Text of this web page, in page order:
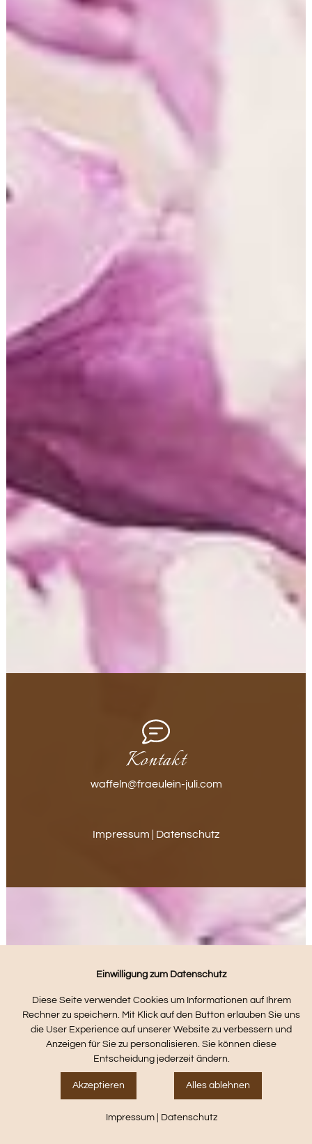
Newsletter
Wenn Sie den auf der Website angebotenen Newsletter
beziehen möchten, benötigen wir von Ihnen eine E-Mail-
angegebenen E-Mail-Adresse sind und mit dem
Daten werden nicht bzw. nur auf freiwilliger Basis
erhoben. Diese Daten verwenden wir ausschließlich für
den Versand der angeforderten Informationen und
geben diese nicht an Dritte weiter.
Die Verarbeitung der in das
Newsletteranmeldeformular eingegebenen Daten
deren Nutzung zum Versand des Newsletters können
Widerruf unberührt.
Die von Ihnen zum Zwecke des Newsletter-Bezugs bei
uns hinterlegten Daten werden von uns bis zu Ihrer
Austragung aus dem Newsletter gespeichert und nach
der Abbestellung des Newsletters gelöscht. Daten, die
zu anderen Zwecken bei uns gespeichert wurden (z.B.
E-Mail-Adressen für den Mitgliederbereich) bleiben
Kontakt
waffeln@fraeulein-juli.com
Impressum Datenschutz
Einwilligung zum Datenschutz
Diese Seite verwendet Cookies um Informationen auf Ihrem
Rechner zu speichern. Mit Klick auf den Button erlauben Sie uns
die User Experience auf unserer Website zu verbessern und
Anzeigen für Sie zu personalisieren. Sie können diese
Entscheidung jederzeit ändern.
Akzeptieren Alles ablehnen
Impressum| Datenschutz